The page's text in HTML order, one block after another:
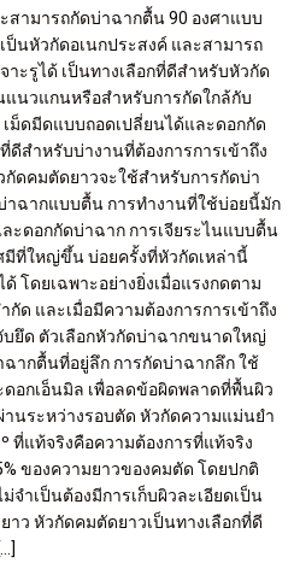
สามารถกัดบ่าฉากตื้น 90 องศาแบบ
ป็นหัวกัดอเนกประสงค์ และสามารถ
ะรูได้ เป็นทางเลือกที่ดีสำหรับหัวกัด
นวแกนหรือสำหรับการกัดใกล้กับ
ม็ดมีดแบบถอดเปลี่ยนได้และดอกกัด
สำหรับบ่างานที่ต้องการการเข้าถึง
ดคมตัดยาวจะใช้สำหรับการกัดบ่า
าฉากแบบตื้น การทำงานที่ใช้บ่อยนี้มัก
ะดอกกัดบ่าฉาก การเจียระไนแบบตื้น
มีที่ใหญ่ขึ้น บ่อยครั้งที่หัวกัดเหล่านี้
โดยเฉพาะอย่างยิ่งเมื่อแรงกดตาม
ด และเมื่อมีความต้องการการเข้าถึง
ยึด ตัวเลือกหัวกัดบ่าฉากขนาดใหญ่
ากตื้นที่อยู่ลึก การกัดบ่าฉากลึก ใช้
อกเอ็นมิล เพื่อลดข้อผิดพลาดที่พื้นผิว
นระหว่างรอบตัด หัวกัดความแม่นยำ
ที่แท้จริงคือความต้องการที่แท้จริง
ของความยาวของคมตัด โดยปกติ
ำเป็นต้องมีการเก็บผิวละเอียดเป็น
าว หัวกัดคมตัดยาวเป็นทางเลือกที่ดี